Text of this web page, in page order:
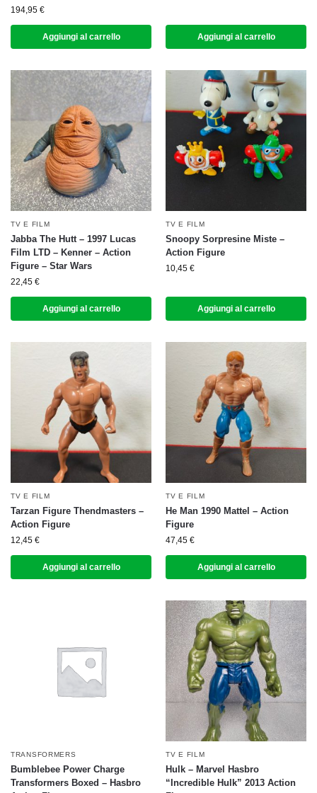
194,95 €
Aggiungi al carrello Aggiungi al carrello
TV E FILM
Jabba The Hutt – 1997 Lucas
Film LTD – Kenner – Action
Figure – Star Wars
22,45 €
Aggiungi al carrello
TV E FILM
Snoopy Sorpresine Miste –
Action Figure
10,45 €
Aggiungi al carrello
TV E FILM
Tarzan Figure Thendmasters –
Action Figure
12,45 €
Aggiungi al carrello
TV E FILM
He Man 1990 Mattel – Action
Figure
47,45 €
Aggiungi al carrello
TRANSFORMERS
Bumblebee Power Charge
Transformers Boxed – Hasbro
TV E FILM
Hulk – Marvel Hasbro
“Incredible Hulk” 2013 Action